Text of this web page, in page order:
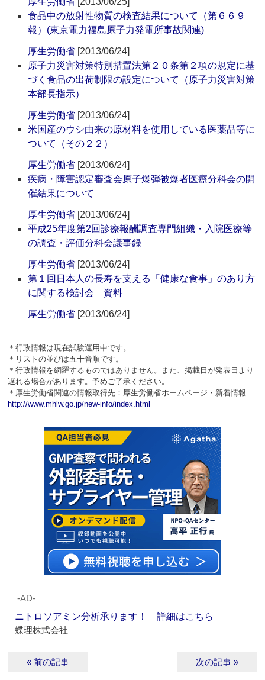
食品中の放射性物質の検査結果について（第６６９
報）(東京電力福島原子力発電所事故関連)
厚生労働省 [2013/06/24]
原子力災害対策特別措置法第２０条第２項の規定に基
づく食品の出荷制限の設定について（原子力災害対策
本部長指示）
厚生労働省 [2013/06/24]
米国産のウシ由来の原材料を使用している医薬品等に
ついて（その２２）
厚生労働省 [2013/06/24]
疾病・障害認定審査会原子爆弾被爆者医療分科会の開
催結果について
厚生労働省 [2013/06/24]
平成25年度第2回診療報酬調査専門組織・入院医療等
の調査・評価分科会議事録
厚生労働省 [2013/06/24]
第１回日本人の長寿を支える「健康な食事」のあり方
に関する検討会 資料
厚生労働省 [2013/06/24]
＊行政情報は現在試験運用中です。
＊リストの並びは五十音順です。
＊行政情報を網羅するものではありません。また、掲載日が発表日より
遅れる場合があります。予めご了承ください。
＊厚生労働省関連の情報取得先：厚生労働省ホームページ・新着情報
http://www.mhlw.go.jp/new-info/index.html
‐AD‐
ニトロソアミン分析承ります！ 詳細はこちら
蝶理株式会社
« 前の記事 次の記事 »